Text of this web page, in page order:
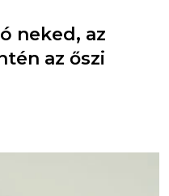
neked, az
az őszi